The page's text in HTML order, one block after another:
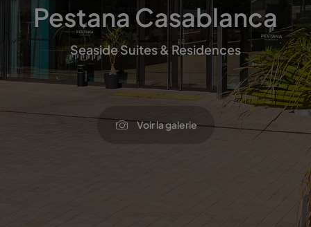
Pestana Casablanca
Seaside Suites & Residences
Voir la galerie